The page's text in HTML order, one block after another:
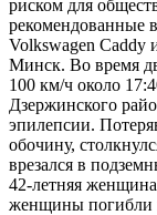
риском для
рекомендованные
Volkswagen Caddy
Минск. Во время
100 км/ч около
Дзержинского
эпилепсии.
обочину,
врезался в
42-летняя
женщины погибли